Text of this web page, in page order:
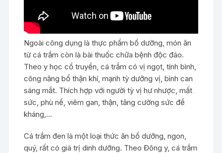
Ngoài công dụng là thực phẩm bổ dưỡng, món ăn
từ cá trắm còn là bài thuốc chữa bệnh độc đáo.
Theo y học cổ truyền, cá trắm có vị ngọt, tính bình,
công năng bổ thận khí, mạnh tỳ dưỡng vị, bình can
sáng mắt. Thích hợp với người tỳ vị hư nhược, mất
sức, phù nề, viêm gan, thận, tăng cường sức đề
kháng,…
Cá trắm đen là một loại thức ăn bổ dưỡng, ngon,
quý, rất có giá trị dinh dưỡng. Theo Đông y, cá trắm